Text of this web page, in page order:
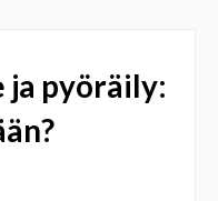
ja pyöräily: